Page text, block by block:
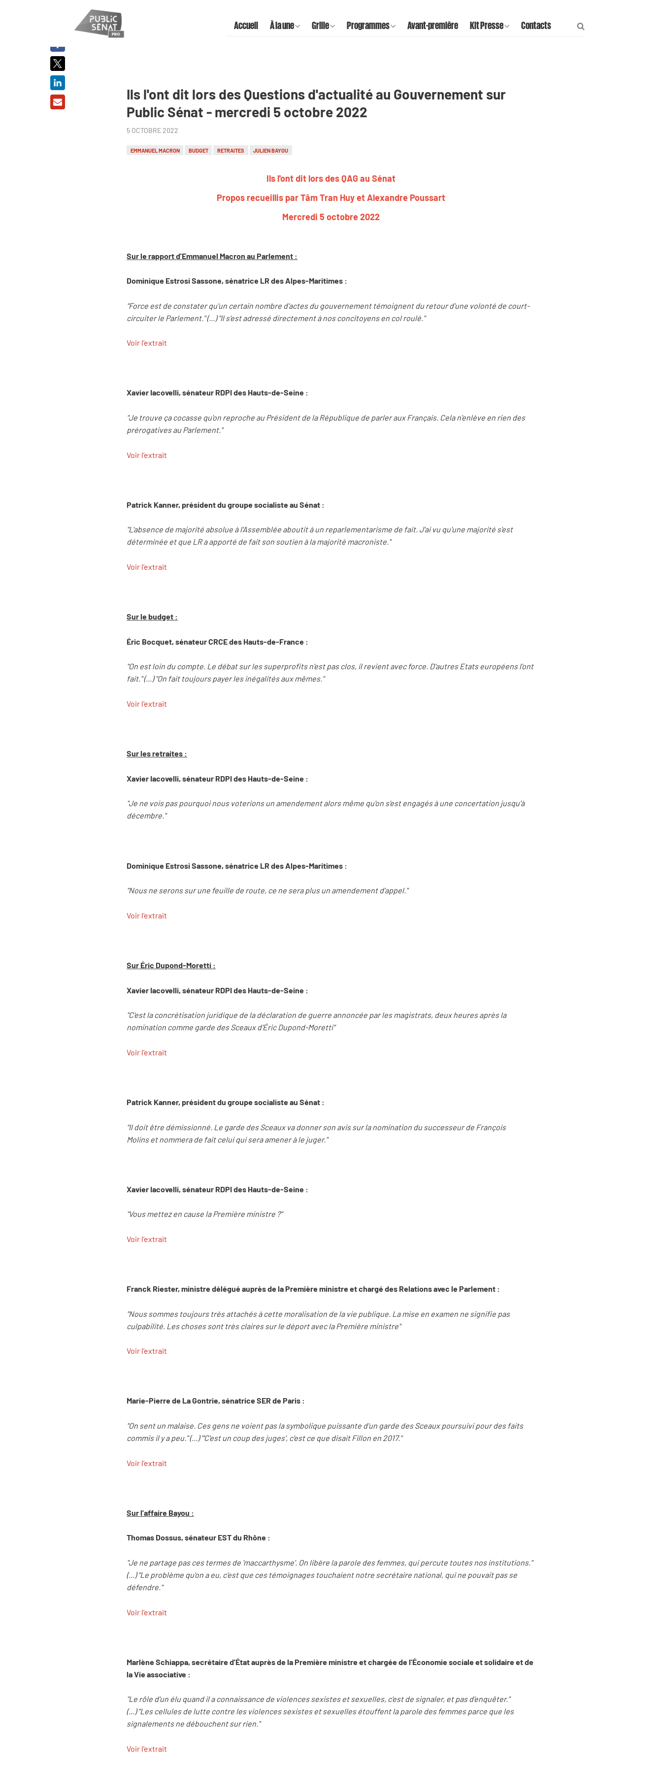
Accueil À la une Grille Programmes Avant-première Kit Presse Contacts
Ils l'ont dit lors des Questions d'actualité au Gouvernement sur
Public Sénat - mercredi 5 octobre 2022
5 OCTOBRE 2022
EMMANUEL MACRON BUDGET RETRAITES JULIEN BAYOU
Ils l'ont dit lors des QAG au Sénat
Propos recueillis par Tâm Tran Huy et Alexandre Poussart
Mercredi 5 octobre 2022
Sur le rapport d'Emmanuel Macron au Parlement :
Dominique Estrosi Sassone, sénatrice LR des Alpes-Maritimes :
"Force est de constater qu'un certain nombre d'actes du gouvernement témoignent du retour d'une volonté de court-
circuiter le Parlement." (...) "Il s'est adressé directement à nos concitoyens en col roulé."
Voir l'extrait
Xavier Iacovelli, sénateur RDPI des Hauts-de-Seine :
"Je trouve ça cocasse qu'on reproche au Président de la République de parler aux Français. Cela n'enlève en rien des
prérogatives au Parlement."
Voir l'extrait
Patrick Kanner, président du groupe socialiste au Sénat :
"L'absence de majorité absolue à l'Assemblée aboutit à un reparlementarisme de fait. J'ai vu qu'une majorité s'est
déterminée et que LR a apporté de fait son soutien à la majorité macroniste."
Voir l'extrait
Sur le budget :
Éric Bocquet, sénateur CRCE des Hauts-de-France :
"On est loin du compte. Le débat sur les superprofits n'est pas clos, il revient avec force. D'autres Etats européens l'ont
fait." (...) "On fait toujours payer les inégalités aux mêmes."
Voir l'extrait
Sur les retraites :
Xavier Iacovelli, sénateur RDPI des Hauts-de-Seine :
"Je ne vois pas pourquoi nous voterions un amendement alors même qu'on s'est engagés à une concertation jusqu'à
décembre."
Dominique Estrosi Sassone, sénatrice LR des Alpes-Maritimes :
"Nous ne serons sur une feuille de route, ce ne sera plus un amendement d'appel."
Voir l'extrait
Sur Éric Dupond-Moretti :
Xavier Iacovelli, sénateur RDPI des Hauts-de-Seine :
"C'est la concrétisation juridique de la déclaration de guerre annoncée par les magistrats, deux heures après la
nomination comme garde des Sceaux d'Éric Dupond-Moretti"
Voir l'extrait
Patrick Kanner, président du groupe socialiste au Sénat :
"Il doit être démissionné. Le garde des Sceaux va donner son avis sur la nomination du successeur de François
Molins et nommera de fait celui qui sera amener à le juger."
Xavier Iacovelli, sénateur RDPI des Hauts-de-Seine :
"Vous mettez en cause la Première ministre ?"
Voir l'extrait
Franck Riester, ministre délégué auprès de la Première ministre et chargé des Relations avec le Parlement :
"Nous sommes toujours très attachés à cette moralisation de la vie publique. La mise en examen ne signifie pas
culpabilité. Les choses sont très claires sur le déport avec la Première ministre"
Voir l'extrait
Marie-Pierre de La Gontrie, sénatrice SER de Paris :
"On sent un malaise. Ces gens ne voient pas la symbolique puissante d'un garde des Sceaux poursuivi pour des faits
commis il y a peu." (...) "'C'est un coup des juges', c'est ce que disait Fillon en 2017."
Voir l'extrait
Sur l'affaire Bayou :
Thomas Dossus, sénateur EST du Rhône :
"Je ne partage pas ces termes de 'maccarthysme'. On libère la parole des femmes, qui percute toutes nos institutions."
(...) "Le problème qu'on a eu, c'est que ces témoignages touchaient notre secrétaire national, qui ne pouvait pas se
défendre."
Voir l'extrait
Marlène Schiappa, secrétaire d'État auprès de la Première ministre et chargée de l'Économie sociale et solidaire et de
la Vie associative :
"Le rôle d'un élu quand il a connaissance de violences sexistes et sexuelles, c'est de signaler, et pas d'enquêter."
(...) "Les cellules de lutte contre les violences sexistes et sexuelles étouffent la parole des femmes parce que les
signalements ne débouchent sur rien."
Voir l'extrait